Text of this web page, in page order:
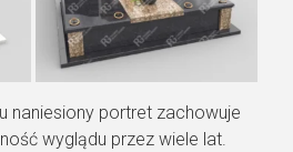
naniesiony portret zachowuje
wyglądu przez wiele lat.